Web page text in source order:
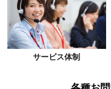
サービス体制